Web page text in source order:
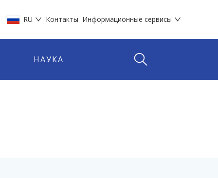
RU Контакты Информационные сервисы
НАУКА